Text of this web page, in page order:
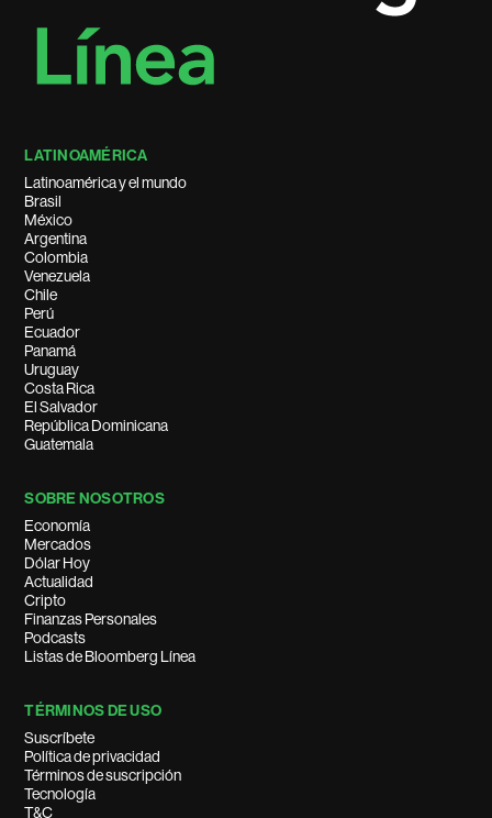
LATINOAMÉRICA
Latinoamérica y el mundo
Brasil
México
Argentina
Colombia
Venezuela
Chile
Perú
Ecuador
Panamá
Uruguay
Costa Rica
El Salvador
República Dominicana
Guatemala
SOBRE NOSOTROS
Economía
Mercados
Dólar Hoy
Actualidad
Cripto
Finanzas Personales
Podcasts
Listas de Bloomberg Línea
TÉRMINOS DE USO
Suscríbete
Política de privacidad
Términos de suscripción
Tecnología
T&C